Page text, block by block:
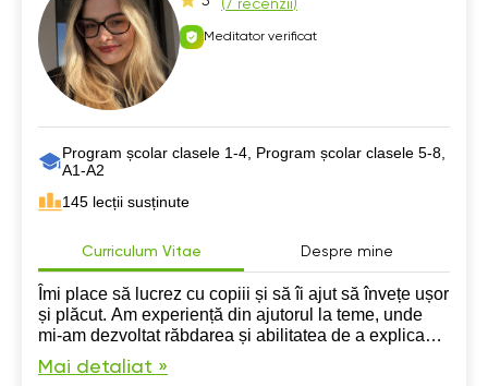
(7 recenzii)
Meditator verificat
Program școlar clasele 1-4, Program școlar clasele 5-8,
А1-А2
145 lecții susținute
Curriculum Vitae Despre mine
Îmi place să lucrez cu copiii și să îi ajut să învețe ușor
și plăcut. Am experiență din ajutorul la teme, unde
mi-am dezvoltat răbdarea și abilitatea de a explica
simplu. Sunt calmă, prietenoasă și implicată.
Mai detaliat »